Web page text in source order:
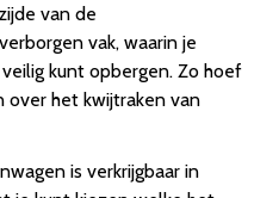
van de
vak, waarin je
kunt opbergen. Zo hoef
over het kwijtraken van
is verkrijgbaar in